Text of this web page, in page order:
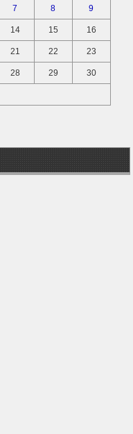
7 8 9
14 15 16
21 22 23
28 29 30